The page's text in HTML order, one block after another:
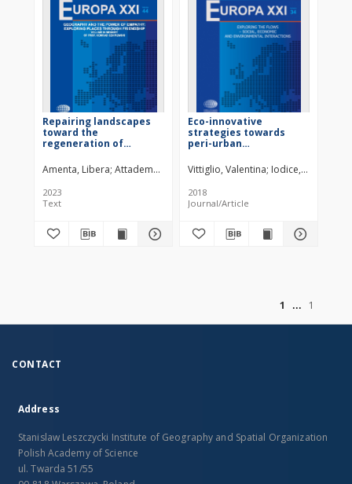
Repairing landscapes
toward the
regeneration of
living lab process in the
South of Italy
Amenta, Libera Attademo, Anna Berruti, Gilda Palestino, Maria
2023
Text
Eco-innovative
strategies towards
peri-urban
study of the
metropolitan area of
Naples
Vittiglio, Valentina Iodice, Silvia
2018
Journal/Article
1
1
CONTACT
Address
Stanislaw Leszczycki Institute of Geography and Spatial Organization
Polish Academy of Science
ul. Twarda 51/55